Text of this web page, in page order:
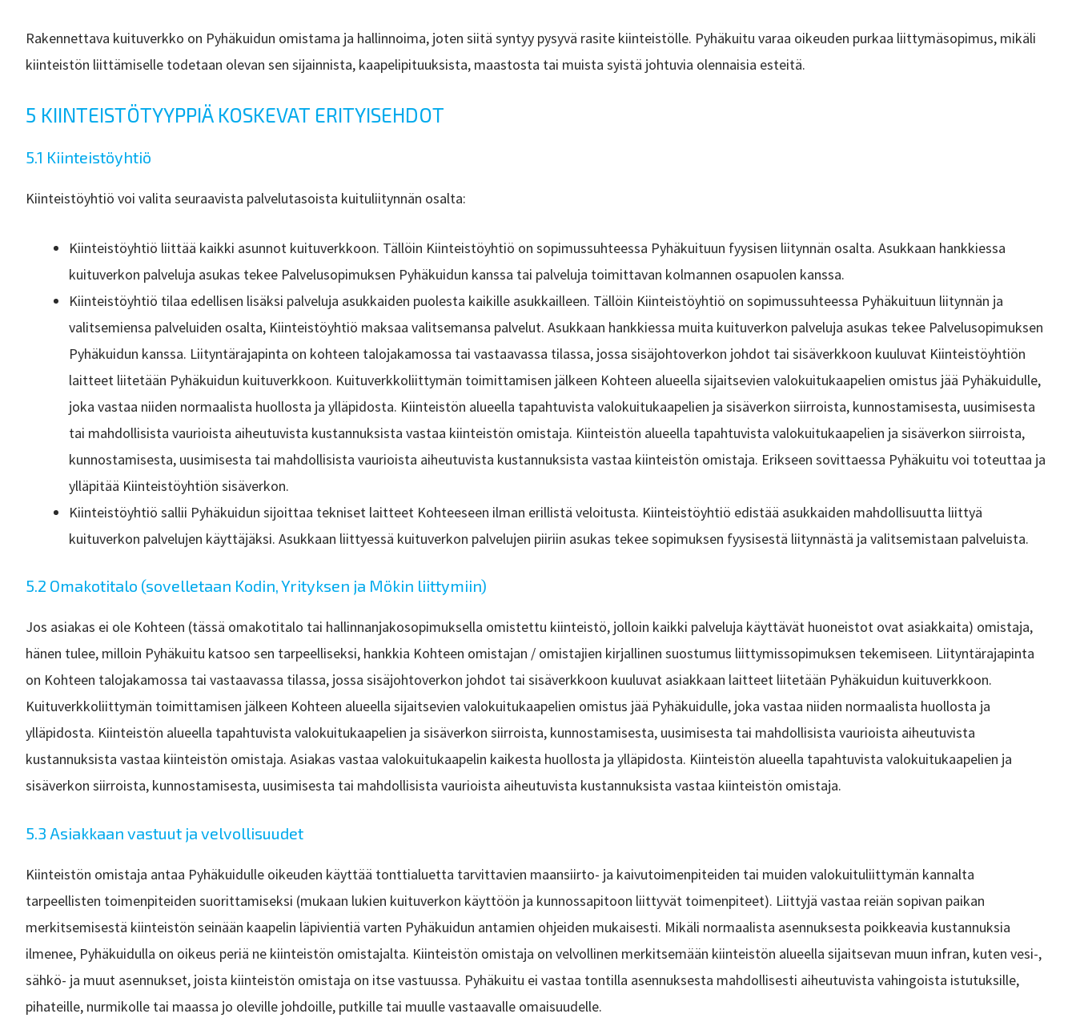
Rakennettava kuituverkko on Pyhäkuidun omistama ja hallinnoima, joten siitä syntyy pysyvä rasite kiinteistölle. Pyhäkuitu varaa oikeuden purkaa liittymäsopimus, mikäli
kiinteistön liittämiselle todetaan olevan sen sijainnista, kaapelipituuksista, maastosta tai muista syistä johtuvia olennaisia esteitä.
5 KIINTEISTÖTYYPPIÄ KOSKEVAT ERITYISEHDOT
5.1 Kiinteistöyhtiö
Kiinteistöyhtiö voi valita seuraavista palvelutasoista kuituliitynnän osalta:
Kiinteistöyhtiö liittää kaikki asunnot kuituverkkoon. Tällöin Kiinteistöyhtiö on sopimussuhteessa Pyhäkuituun fyysisen liitynnän osalta. Asukkaan hankkiessa
kuituverkon palveluja asukas tekee Palvelusopimuksen Pyhäkuidun kanssa tai palveluja toimittavan kolmannen osapuolen kanssa.
Kiinteistöyhtiö tilaa edellisen lisäksi palveluja asukkaiden puolesta kaikille asukkailleen. Tällöin Kiinteistöyhtiö on sopimussuhteessa Pyhäkuituun liitynnän ja
valitsemiensa palveluiden osalta, Kiinteistöyhtiö maksaa valitsemansa palvelut. Asukkaan hankkiessa muita kuituverkon palveluja asukas tekee Palvelusopimuksen
Pyhäkuidun kanssa. Liityntärajapinta on kohteen talojakamossa tai vastaavassa tilassa, jossa sisäjohtoverkon johdot tai sisäverkkoon kuuluvat Kiinteistöyhtiön
laitteet liitetään Pyhäkuidun kuituverkkoon. Kuituverkkoliittymän toimittamisen jälkeen Kohteen alueella sijaitsevien valokuitukaapelien omistus jää Pyhäkuidulle,
joka vastaa niiden normaalista huollosta ja ylläpidosta. Kiinteistön alueella tapahtuvista valokuitukaapelien ja sisäverkon siirroista, kunnostamisesta, uusimisesta
tai mahdollisista vaurioista aiheutuvista kustannuksista vastaa kiinteistön omistaja. Kiinteistön alueella tapahtuvista valokuitukaapelien ja sisäverkon siirroista,
kunnostamisesta, uusimisesta tai mahdollisista vaurioista aiheutuvista kustannuksista vastaa kiinteistön omistaja. Erikseen sovittaessa Pyhäkuitu voi toteuttaa ja
ylläpitää Kiinteistöyhtiön sisäverkon.
Kiinteistöyhtiö sallii Pyhäkuidun sijoittaa tekniset laitteet Kohteeseen ilman erillistä veloitusta. Kiinteistöyhtiö edistää asukkaiden mahdollisuutta liittyä
kuituverkon palvelujen käyttäjäksi. Asukkaan liittyessä kuituverkon palvelujen piiriin asukas tekee sopimuksen fyysisestä liitynnästä ja valitsemistaan palveluista.
5.2 Omakotitalo (sovelletaan Kodin, Yrityksen ja Mökin liittymiin)
Jos asiakas ei ole Kohteen (tässä omakotitalo tai hallinnanjakosopimuksella omistettu kiinteistö, jolloin kaikki palveluja käyttävät huoneistot ovat asiakkaita) omistaja,
hänen tulee, milloin Pyhäkuitu katsoo sen tarpeelliseksi, hankkia Kohteen omistajan / omistajien kirjallinen suostumus liittymissopimuksen tekemiseen. Liityntärajapinta
on Kohteen talojakamossa tai vastaavassa tilassa, jossa sisäjohtoverkon johdot tai sisäverkkoon kuuluvat asiakkaan laitteet liitetään Pyhäkuidun kuituverkkoon.
Kuituverkkoliittymän toimittamisen jälkeen Kohteen alueella sijaitsevien valokuitukaapelien omistus jää Pyhäkuidulle, joka vastaa niiden normaalista huollosta ja
ylläpidosta. Kiinteistön alueella tapahtuvista valokuitukaapelien ja sisäverkon siirroista, kunnostamisesta, uusimisesta tai mahdollisista vaurioista aiheutuvista
kustannuksista vastaa kiinteistön omistaja. Asiakas vastaa valokuitukaapelin kaikesta huollosta ja ylläpidosta. Kiinteistön alueella tapahtuvista valokuitukaapelien ja
sisäverkon siirroista, kunnostamisesta, uusimisesta tai mahdollisista vaurioista aiheutuvista kustannuksista vastaa kiinteistön omistaja.
5.3 Asiakkaan vastuut ja velvollisuudet
Kiinteistön omistaja antaa Pyhäkuidulle oikeuden käyttää tonttialuetta tarvittavien maansiirto- ja kaivutoimenpiteiden tai muiden valokuituliittymän kannalta
tarpeellisten toimenpiteiden suorittamiseksi (mukaan lukien kuituverkon käyttöön ja kunnossapitoon liittyvät toimenpiteet). Liittyjä vastaa reiän sopivan paikan
merkitsemisestä kiinteistön seinään kaapelin läpivientiä varten Pyhäkuidun antamien ohjeiden mukaisesti. Mikäli normaalista asennuksesta poikkeavia kustannuksia
ilmenee, Pyhäkuidulla on oikeus periä ne kiinteistön omistajalta. Kiinteistön omistaja on velvollinen merkitsemään kiinteistön alueella sijaitsevan muun infran, kuten vesi-,
sähkö- ja muut asennukset, joista kiinteistön omistaja on itse vastuussa. Pyhäkuitu ei vastaa tontilla asennuksesta mahdollisesti aiheutuvista vahingoista istutuksille,
pihateille, nurmikolle tai maassa jo oleville johdoille, putkille tai muulle vastaavalle omaisuudelle.